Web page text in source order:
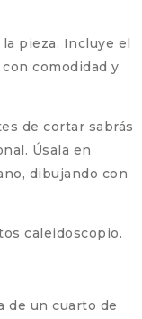
pieza. Incluye el
comodidad y
de cortar sabrás
Úsala en
dibujando con
caleidoscopio.
de un cuarto de